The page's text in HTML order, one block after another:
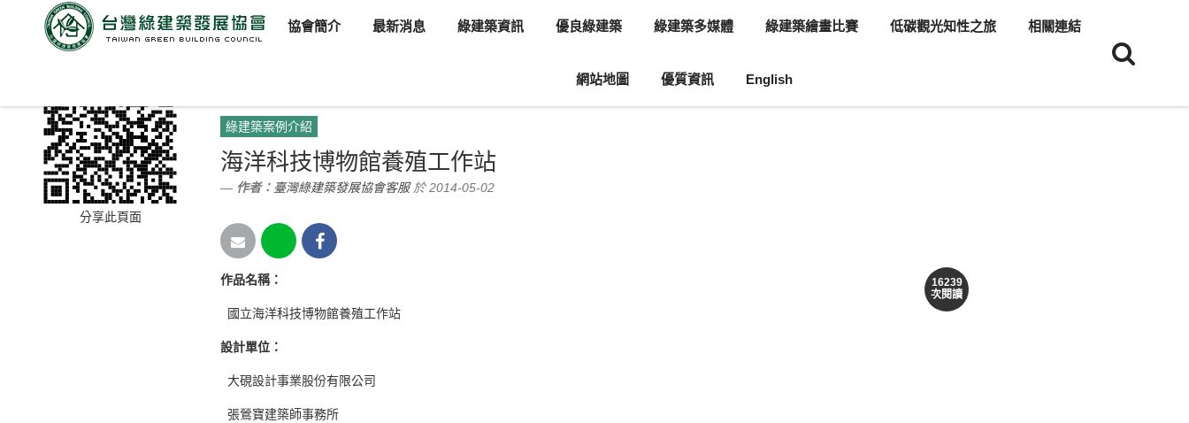
協會簡介 最新消息 綠建築資訊 優良綠建築 綠建築多媒體 綠建築繪畫比賽 低碳觀光知性之旅 相關連結
網站地圖 優質資訊 English
綠建築案例介紹
海洋科技博物館養殖工作站
作者： 臺灣綠建築發展協會客服於 2014-05-02
16239
次閱讀
作品名稱：
國立海洋科技博物館養殖工作站
設計單位 ：
大硯設計事業股份有限公司
張鶯寶建築師事務所
分享此頁面